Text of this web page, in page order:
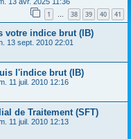
1 … 38 39 40 41
votre indice brut (IB)
13 sept. 2010 22:01
l'indice brut (IB)
11 juil. 2010 12:16
de Traitement (SFT)
11 juil. 2010 12:13